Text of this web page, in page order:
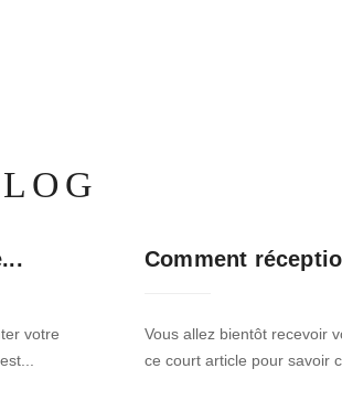
votre
Comment
Vous allez bientôt recevoir
ce court article pour savoir